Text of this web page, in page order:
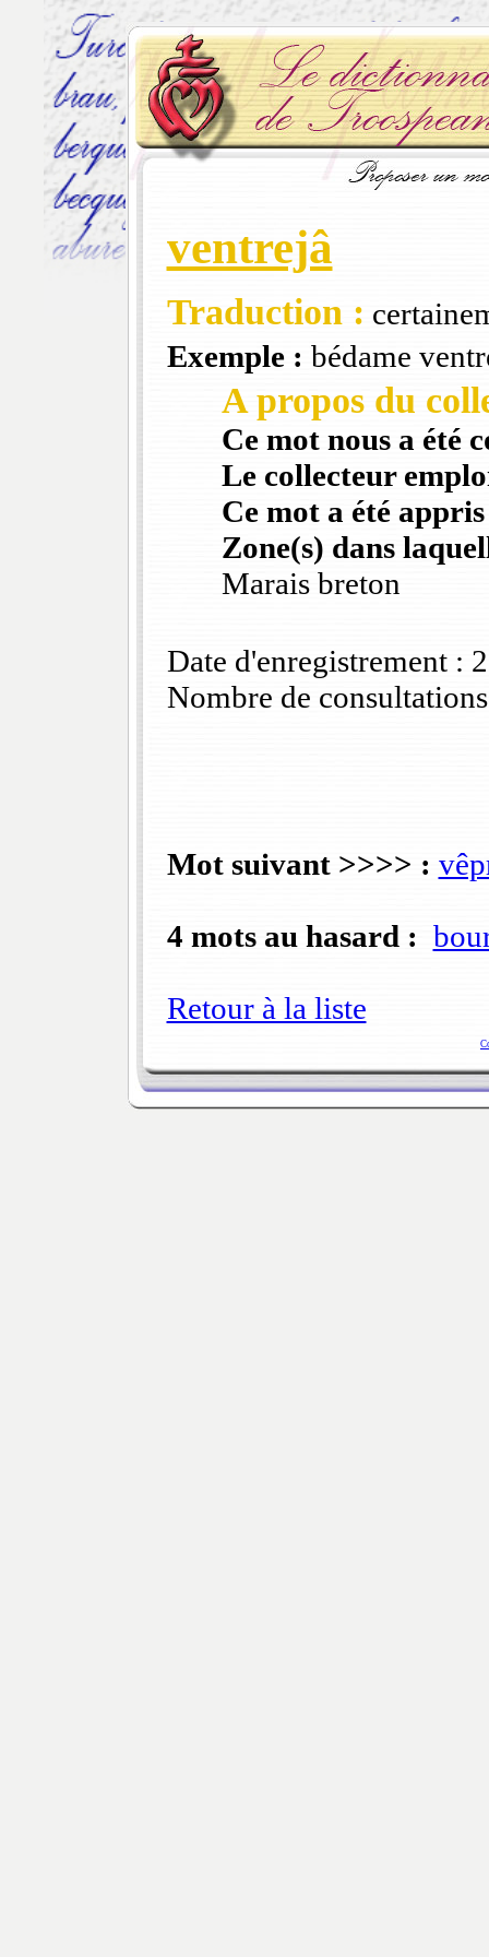
ventrejâ
Traduction :
Exemple : bédame
A propos du
Ce mot nous a été
Le collecteur
Ce mot a été
Zone(s) dans
Marais breton
Date d'enregistrement :
Nombre de
Mot suivant >>>> :
4 mots au hasard :
Retour à la liste